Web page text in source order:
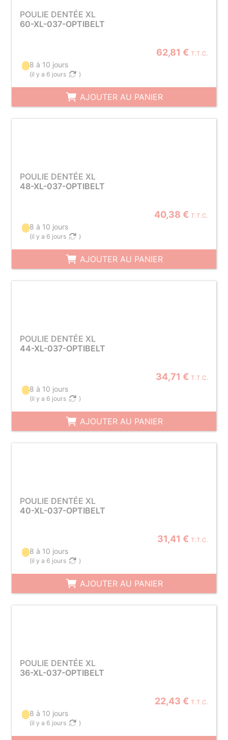
POULIE DENTÉE XL
60-XL-037-OPTIBELT
62,81 € T.T.C.
8 à 10 jours
(il y a 6 jours )
AJOUTER AU PANIER
POULIE DENTÉE XL
48-XL-037-OPTIBELT
40,38 € T.T.C.
8 à 10 jours
(il y a 6 jours )
AJOUTER AU PANIER
POULIE DENTÉE XL
44-XL-037-OPTIBELT
34,71 € T.T.C.
8 à 10 jours
(il y a 6 jours )
AJOUTER AU PANIER
POULIE DENTÉE XL
40-XL-037-OPTIBELT
31,41 € T.T.C.
8 à 10 jours
(il y a 6 jours )
AJOUTER AU PANIER
POULIE DENTÉE XL
36-XL-037-OPTIBELT
22,43 € T.T.C.
8 à 10 jours
(il y a 6 jours )